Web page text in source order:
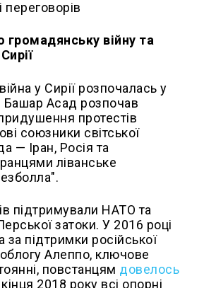
війну та
у Сирії розпочалась у
Башар Асад розпочав
протестів
союзники світської
— Іран, Росія та
ліванське
підтримували НАТО та
затоки. У 2016 році
за підтримки російської
облогу Алеппо, ключове
повстанцям довелось
2018 року всі опорні